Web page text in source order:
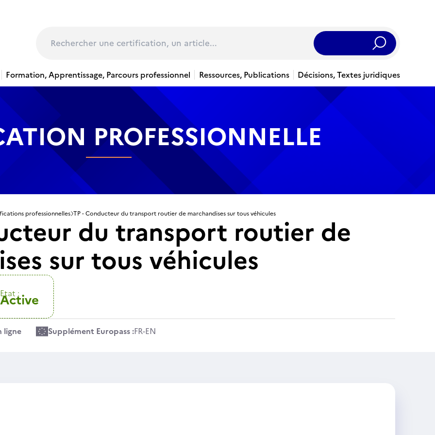
Rechercher
Formation, Apprentissage, Parcours professionnel Ressources, Publications Décisions, Textes juridiques
PROFESSIONNELLE
professionnelles TP - Conducteur du transport routier de marchandises sur tous véhicules
du transport routier de
sur tous véhicules
Etat :
Active
ligne Supplément Europass :FR-EN